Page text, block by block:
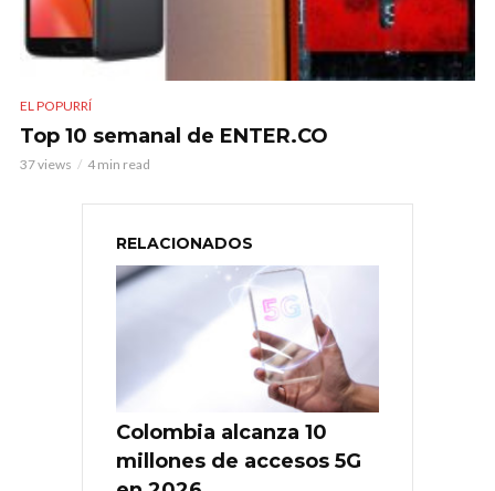
EL POPURRÍ
Top 10 semanal de ENTER.CO
37 views 4 min read
RELACIONADOS
Colombia alcanza 10
millones de accesos 5G